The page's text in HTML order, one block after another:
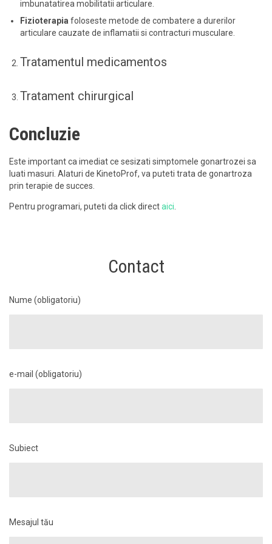
imbunatatirea mobilitatii articulare.
Fizioterapia foloseste metode de combatere a durerilor
articulare cauzate de inflamatii si contracturi musculare.
Tratamentul medicamentos
Tratament chirurgical
Concluzie
Este important ca imediat ce sesizati simptomele gonartrozei sa
luati masuri. Alaturi de KinetoProf, va puteti trata de gonartroza
prin terapie de succes.
Pentru programari, puteti da click directaici
Contact
Nume (obligatoriu)
e-mail (obligatoriu)
Subiect
Mesajul tău